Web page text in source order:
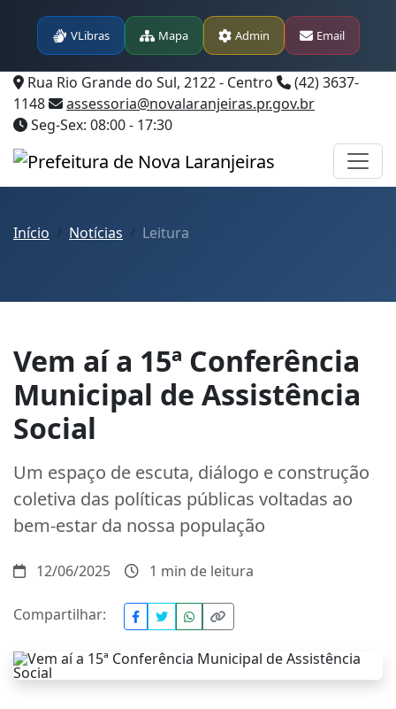
VLibras Mapa Admin Email
Rua Rio Grande do Sul, 2122 - Centro
(42) 3637-
1148
assessoria@novalaranjeiras.pr.gov.br
Seg-Sex: 08:00 - 17:30
Início Notícias Leitura
Vem aí a 15ª Conferência
Municipal de Assistência
Social
Um espaço de escuta, diálogo e construção
coletiva das políticas públicas voltadas ao
bem-estar da nossa população
12/06/2025 1 min de leitura
Compartilhar: